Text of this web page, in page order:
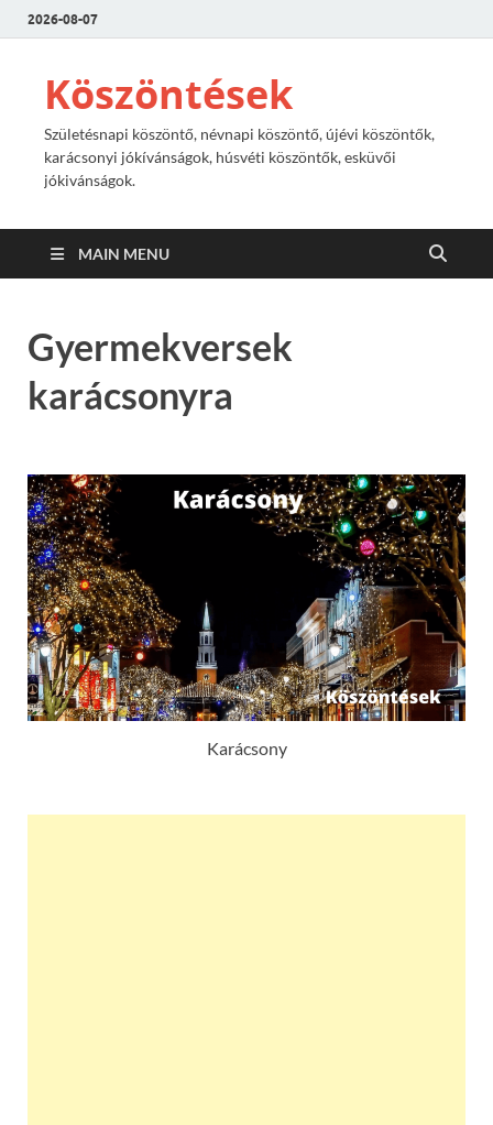
2026-08-07
Köszöntések
Születésnapi köszöntő, névnapi köszöntő, újévi köszöntők,
karácsonyi jókívánságok, húsvéti köszöntők, esküvői
jókivánságok.
MAIN MENU
Gyermekversek
karácsonyra
Karácsony